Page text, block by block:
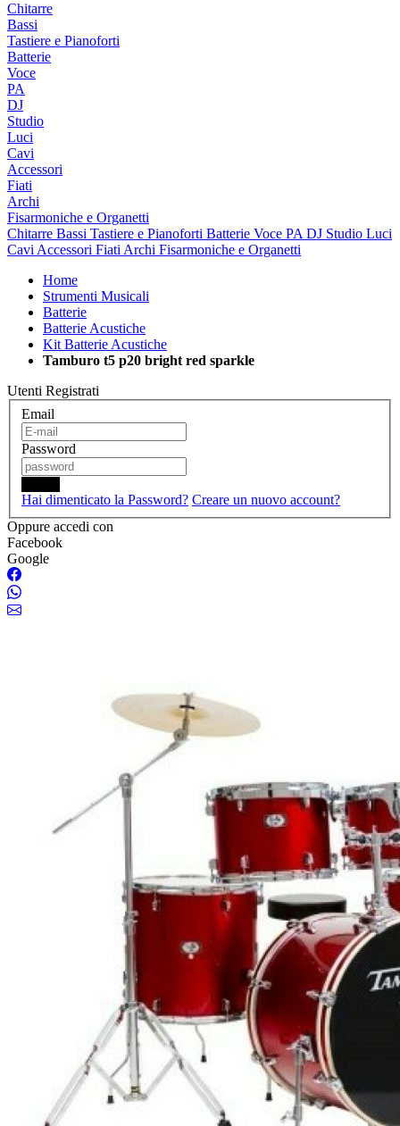
Chitarre
Bassi
Tastiere e Pianoforti
Batterie
Voce
PA
DJ
Studio
Luci
Cavi
Accessori
Fiati
Archi
Fisarmoniche e Organetti
Chitarre Bassi Tastiere e Pianoforti Batterie Voce PA DJ Studio Luci
Cavi Accessori Fiati Archi Fisarmoniche e Organetti
Home
Strumenti Musicali
Batterie
Batterie Acustiche
Kit Batterie Acustiche
Tamburo t5 p20 bright red sparkle
Utenti Registrati
Email
Password
Hai dimenticato la Password? Creare un nuovo account?
Oppure accedi con
Facebook
Google